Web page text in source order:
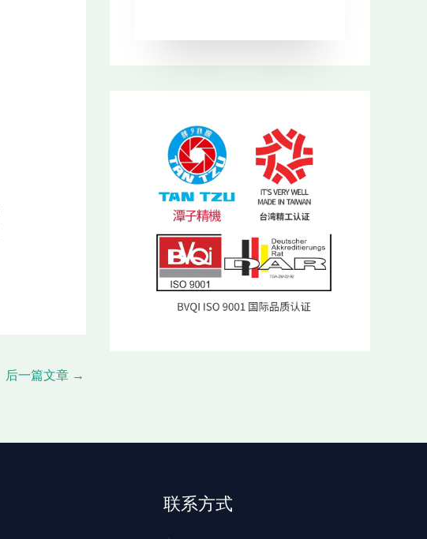
后一篇文章 →
联系方式